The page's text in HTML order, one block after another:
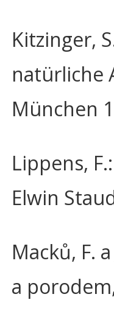
Kitzinger,
natürliche
München
Lippens,
Elwin
Macků, F.
a